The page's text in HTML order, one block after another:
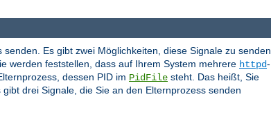
senden. Es gibt zwei Möglichkeiten, diese Signale zu senden.
werden feststellen, dass auf Ihrem System mehrere httpd-
dessen PID im PidFile steht. Das heißt, Sie
drei Signale, die Sie an den Elternprozess senden